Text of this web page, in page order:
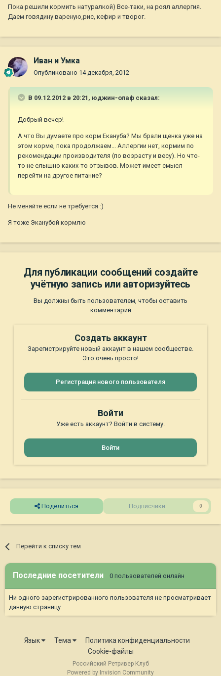
Пока решили кормить натуралкой) Все-таки, на роял аллергия.
Даем говядину вареную,рис, кефир и творог.
Иван и Умка
Опубликовано 14 декабря, 2012
В 09.12.2012 в 20:21, юджин-олаф сказал:
Добрый вечер!
А что Вы думаете про корм Екануба? Мы брали щенка уже на
этом корме, пока продолжаем... Аллергии нет, кормим по
рекомендации производителя (по возрасту и весу). Но что-
то не слышно каких-то отзывов. Может имеет смысл
перейти на другое питание?
Не меняйте если не требуется :)
Я тоже Эканубой кормлю
Для публикации сообщений создайте
учётную запись или авторизуйтесь
Вы должны быть пользователем, чтобы оставить
комментарий
Создать аккаунт
Зарегистрируйте новый аккаунт в нашем сообществе.
Это очень просто!
Регистрация нового пользователя
Войти
Уже есть аккаунт? Войти в систему.
Войти
Поделиться Подписчики 0
Перейти к списку тем
Последние посетители 0 пользователей онлайн
Ни одного зарегистрированного пользователя не просматривает
данную страницу
Язык Тема
Политика конфиденциальности
Cookie-файлы
Российский Ретривер Клуб
Powered by Invision Community